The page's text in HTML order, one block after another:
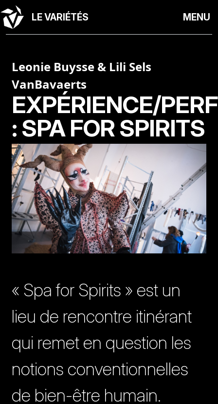
LE VARIÉTÉS MENU
Leonie Buysse & Lili Sels
VanBavaerts
EXPÉRIENCE/
: SPA FOR SPIRITS
« Spa for Spirits » est un
lieu de rencontre itinérant
qui remet en question les
notions conventionnelles
de bien-être humain.